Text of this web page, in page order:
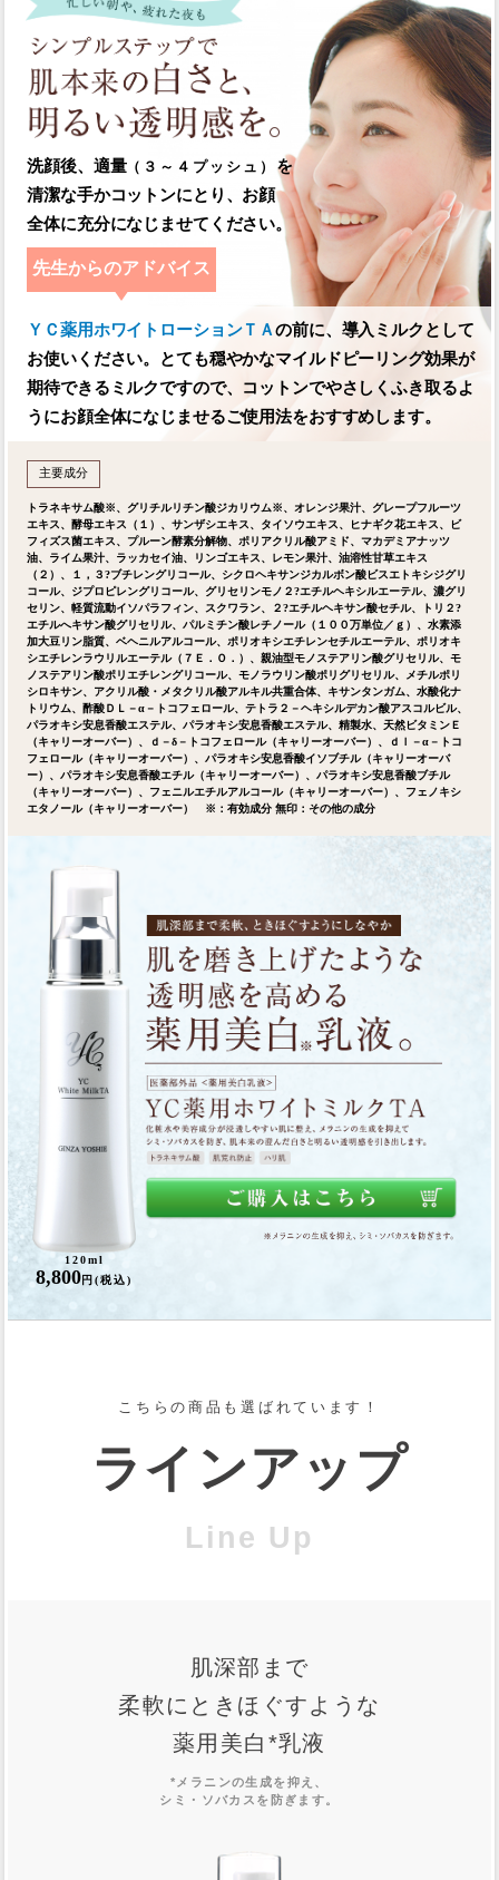
洗顔後、適量（３～４プッシュ） を
清潔な手かコットンにとり、お顔
全体に充分になじませてください。
先生からのアドバイス
ＹＣ薬用ホワイトローションＴＡの前に、導入ミルクとして
お使いください。
とても穏やかなマイルドピーリング効果が
期待できるミルクですので、 コットンでやさしくふき取るよ
うにお顔全体になじませるご使用法をおすすめします。
主要成分
トラネキサム酸※、グリチルリチン酸ジカリウム※、オレンジ果汁、グレープフルーツ
エキス、酵母エキス（１）、サンザシエキス、タイソウエキス、ヒナギク花エキス、ビ
フィズス菌エキス、プルーン酵素分解物、ポリアクリル酸アミド、マカデミアナッツ
油、ライム果汁、ラッカセイ油、リンゴエキス、レモン果汁、油溶性甘草エキス
（２）、１，３?ブチレングリコール、シクロヘキサンジカルボン酸ビスエトキシジグリ
コール、ジプロピレングリコール、グリセリンモノ２?エチルヘキシルエーテル、濃グリ
セリン、軽質流動イソパラフィン、スクワラン、２?エチルヘキサン酸セチル、トリ２?
エチルへキサン酸グリセリル、パルミチン酸レチノール（１００万単位／ｇ）、水素添
加大豆リン脂質、ベヘニルアルコール、ポリオキシエチレンセチルエーテル、ポリオキ
シエチレンラウリルエーテル（７Ｅ．Ｏ．）、親油型モノステアリン酸グリセリル、モ
ノステアリン酸ポリエチレングリコール、モノラウリン酸ポリグリセリル、メチルポリ
シロキサン、アクリル酸・メタクリル酸アルキル共重合体、キサンタンガム、水酸化ナ
トリウム、酢酸ＤＬ－α－トコフェロール、テトラ２－ヘキシルデカン酸アスコルビル、
パラオキシ安息香酸エステル、パラオキシ安息香酸エステル、精製水、天然ビタミンＥ
（キャリーオーバー）、ｄ－δ－トコフェロール（キャリーオーバー）、ｄｌ－α－トコ
フェロール（キャリーオーバー）、パラオキシ安息香酸イソブチル（キャリーオーバ
ー）、パラオキシ安息香酸エチル（キャリーオーバー）、パラオキシ安息香酸ブチル
（キャリーオーバー）、フェニルエチルアルコール（キャリーオーバー）、フェノキシ
エタノール（キャリーオーバー） ※：有効成分 無印：その他の成分
120ml
8,800円(税込)
こちらの商品も選ばれています！
ラインアップ
Line Up
肌深部まで
柔軟にときほぐすような
薬用美白 *乳液
*メラニンの生成を抑え、
シミ・ソバカスを防ぎます。